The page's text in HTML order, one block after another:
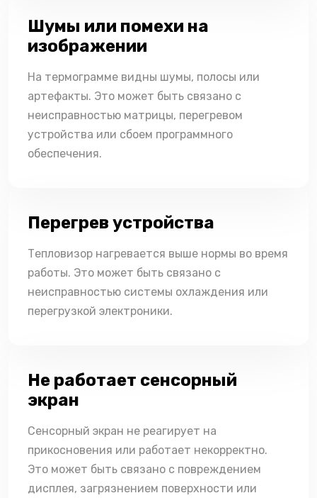
Шумы или помехи на
изображении
На термограмме видны шумы, полосы или
артефакты. Это может быть связано с
неисправностью матрицы, перегревом
устройства или сбоем программного
обеспечения.
Перегрев устройства
Тепловизор нагревается выше нормы во время
работы. Это может быть связано с
неисправностью системы охлаждения или
перегрузкой электроники.
Не работает сенсорный
экран
Сенсорный экран не реагирует на
прикосновения или работает некорректно.
Это может быть связано с повреждением
дисплея, загрязнением поверхности или